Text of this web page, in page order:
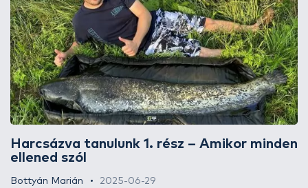
Harcsázva tanulunk 1. rész – Amikor minden
ellened szól
Bottyán Marián 2025-06-29